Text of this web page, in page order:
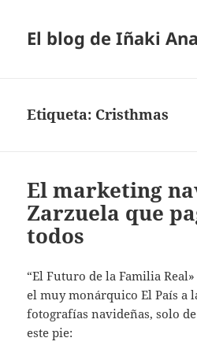
El blog de Iñaki
Etiqueta: Cristhmas
El marketing
Zarzuela que
todos
“El Futuro de la Familia
el muy monárquico El País a
fotografías navideñas, solo
este pie: